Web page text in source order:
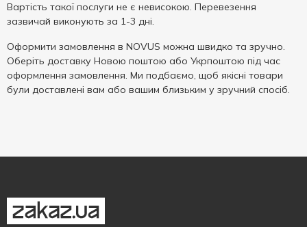
Вартість такої послуги не є невисокою. Перевезення
зазвичай виконують за 1-3 дні.
Оформити замовлення в NOVUS можна швидко та зручно.
Оберіть доставку Новою поштою або Укрпоштою під час
оформлення замовлення. Ми подбаємо, щоб якісні товари
були доставлені вам або вашим близьким у зручний спосіб.